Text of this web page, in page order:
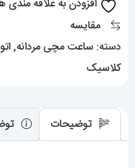
صفحه
Philippe
NUATILOS
افزودن به علاقه مندی
مقایسه
دسته: ساعت مچی مردانه,
کلاسیک
توضیحات